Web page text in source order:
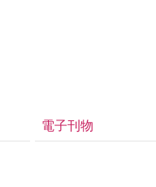
電子刊物